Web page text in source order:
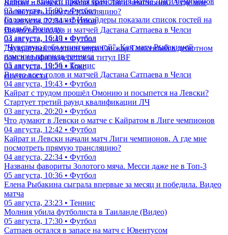
Кайрат и Левски начали матч Лиги чемпионов. А где мне
посмотреть прямую трансляцию?
04 августа, 22:34 • Футбол
Видео всех голов и матчей Дастана Сатпаева в Челси
04 августа, 19:43 • Футбол
Двукратный чемпион мира Санжар Ташкенбай в дебютном
бою в профи подерется за титул IBF
04 августа, 19:23 • Бокс
еще новости
03 августа, 15:00 • Футбол
Головкина позвали? Инсайдеры показали список гостей на
свадьбу Роналду
03 августа, 16:10 • Футбол
"Чувствую себя уничтоженной". Как матч Рыбакиной
изменил правила тенниса
05 августа, 19:56 • Теннис
Видео всех голов и матчей Дастана Сатпаева в Челси
04 августа, 19:43 • Футбол
Кайрат с трудом прошёл Омонию и посыпется на Левски?
Стартует третий раунд квалификации ЛЧ
03 августа, 20:20 • Футбол
Что думают в Левски о матче с Кайратом в Лиге чемпионов
04 августа, 12:42 • Футбол
Кайрат и Левски начали матч Лиги чемпионов. А где мне
посмотреть прямую трансляцию?
04 августа, 22:34 • Футбол
Названы фавориты Золотого мяча. Месси даже не в Топ-3
05 августа, 10:36 • Футбол
Елена Рыбакина сыграла впервые за месяц и победила. Видео
матча
05 августа, 23:23 • Теннис
Молния убила футболиста в Таиланде (Видео)
05 августа, 17:30 • Футбол
Сатпаев остался в запасе на матч с Ювентусом